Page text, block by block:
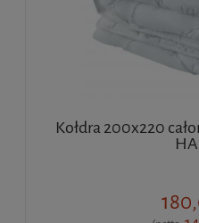
Kołdra 200x220